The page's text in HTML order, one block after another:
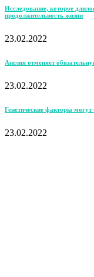
Исследование, которое
продолжительность жизни
23.02.2022
Англия отменяет
23.02.2022
Генетические факторы могут
23.02.2022